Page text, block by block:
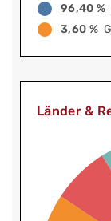
96,40 %
3,60 %
Länder &